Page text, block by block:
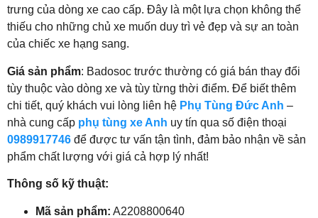
trưng của dòng xe cao cấp. Đây là một lựa chọn không thể
thiếu cho những chủ xe muốn duy trì vẻ đẹp và sự an toàn
của chiếc xe hạng sang.
Giá sản phẩm: Badosoc trước thường có giá bán thay đổi
tùy thuộc vào dòng xe và tùy từng thời điểm. Để biết thêm
chi tiết, quý khách vui lòng liên hệ Phụ Tùng Đức Anh –
nhà cung cấp phụ tùng xe Anh uy tín qua số điện thoại
0989917746 để được tư vấn tận tình, đảm bảo nhận về sản
phẩm chất lượng với giá cả hợp lý nhất!
Thông số kỹ thuật:
Mã sản phẩm: A2208800640